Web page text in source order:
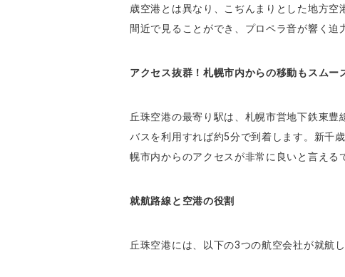
歳空港とは異なり、こぢんまりとした地方
間近で見ることができ、プロペラ音が響く迫
アクセス抜群！札幌市内からの移動もスムー
丘珠空港の最寄り駅は、札幌市営地下鉄東豊
バスを利用すれば約5分で到着します。新千
幌市内からのアクセスが非常に良いと言える
就航路線と空港の役割
丘珠空港には、以下の3つの航空会社が就航し